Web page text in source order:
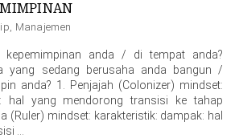
, Manajemen
kepemimpinan anda / di tempat anda?
yang sedang berusaha anda bangun /
anda? 1. Penjajah (Colonizer) mindset:
hal yang mendorong transisi ke tahap
(Ruler) mindset: karakteristik: dampak: hal
…